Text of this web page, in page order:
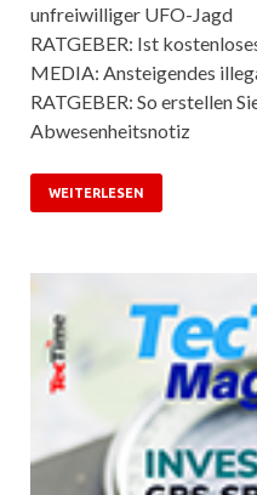
unfreiwilliger UFO-Jagd
RATGEBER: Ist
MEDIA: Ansteigendes
RATGEBER: So erstellen
Abwesenheitsnotiz
WEITERLESEN